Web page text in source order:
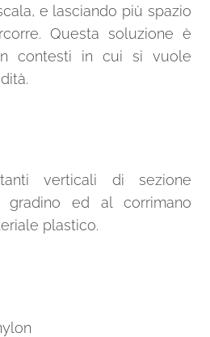
e lasciando più spazio
Questa soluzione è
contesti in cui si vuole
verticali di sezione
gradino ed al corrimano
plastico.